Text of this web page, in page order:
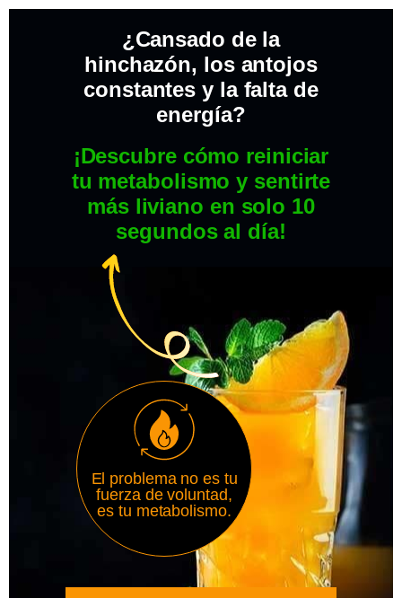
¿Cansado de la
hinchazón, los antojos
constantes y la falta de
energía?
¡Descubre cómo reiniciar
tu metabolismo y sentirte
más liviano en solo 10
segundos al día!
El problema no es tu
fuerza de voluntad,
es tu metabolismo.